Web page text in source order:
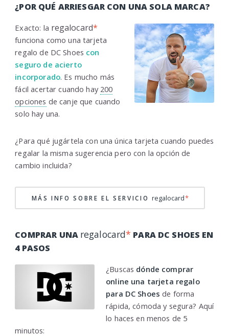
¿POR QUÉ ARRIESGAR CON UNA SOLA MARCA?
Exacto: la regalocard*
funciona como una tarjeta
regalo de DC Shoes con
seguro de acierto
incorporado. Es mucho más
fácil acertar cuando hay 200
opciones de canje que cuando
solo hay una.
¿Para qué jugártela con una única tarjeta cuando puedes
regalar la misma sugerencia pero con la opción de
cambio incluida?
MÁS INFO SOBRE EL SERVICIO regalocard*
COMPRAR UNA regalocard* PARA DC SHOES EN
4 PASOS
¿Buscas dónde comprar
online una tarjeta regalo
para DC Shoes de forma
rápida, cómoda y segura? Aquí
lo haces en menos de 5
minutos: